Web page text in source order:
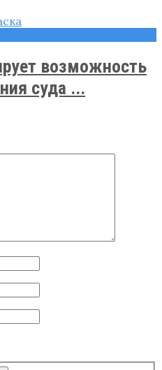
возможность
суда ...